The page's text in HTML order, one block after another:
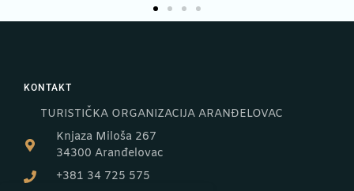
KONTAKT
TURISTIČKA ORGANIZACIJA ARANĐELOVAC
Knjaza Miloša 267
34300 Aranđelovac
+381 34 725 575